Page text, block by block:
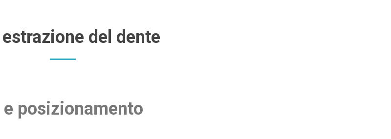
estrazione del dente
posizionamento